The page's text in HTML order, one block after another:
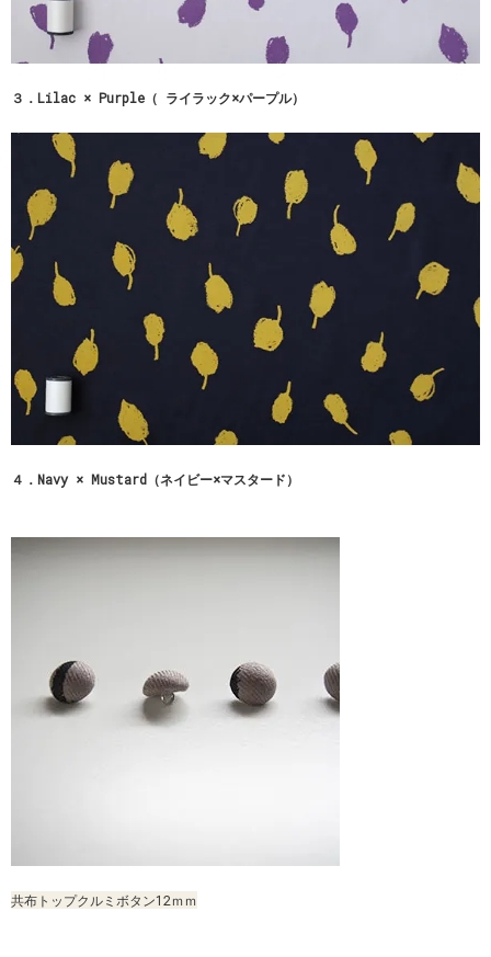
３．Lilac × Purple（ ライラック×パープル）
４．Navy × Mustard（ネイビー×マスタード）
共布トップクルミボタン12ｍｍ